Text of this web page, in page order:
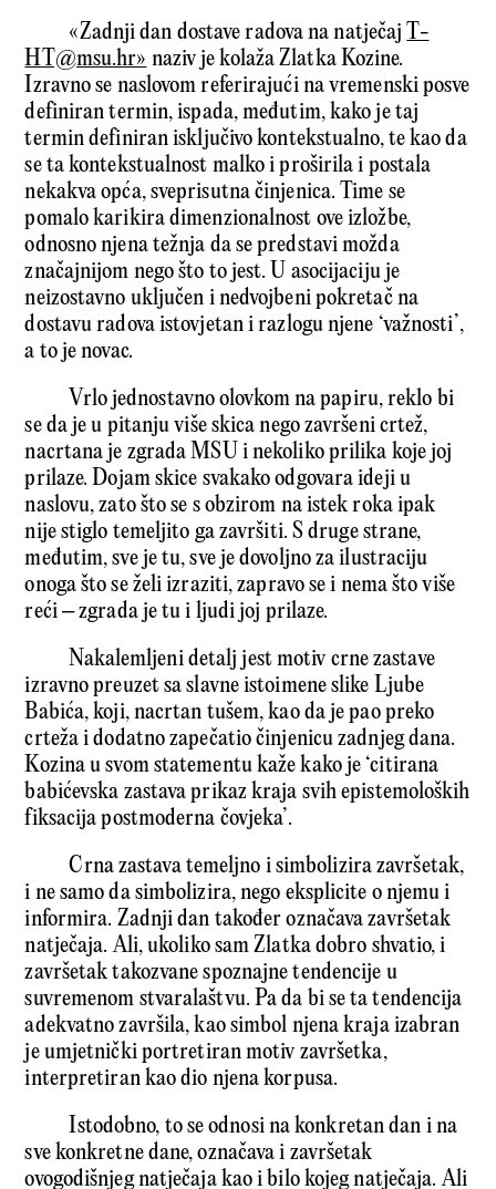
«Zadnji dan dostave radova na natječajT-
HT@msu.hr» naziv je kolaža Zlatka Kozine.
Izravno se naslovom referirajući na vremenski posve
definiran termin, ispada, međutim, kako je taj
termin definiran isključivo kontekstualno, te kao da
se ta kontekstualnost malko i proširila i postala
nekakva opća, sveprisutna činjenica. Time se
pomalo karikira dimenzionalnost ove izložbe,
odnosno njena težnja da se predstavi možda
značajnijom nego što to jest. U asocijaciju je
neizostavno uključen i nedvojbeni pokretač na
dostavu radova istovjetan i razlogu njene ‘važnosti’,
a to je novac.
Vrlo jednostavno olovkom na papiru, reklo bi
se da je u pitanju više skica nego završeni crtež,
nacrtana je zgrada MSU i nekoliko prilika koje joj
prilaze. Dojam skice svakako odgovara ideji u
naslovu, zato što se s obzirom na istek roka ipak
nije stiglo temeljito ga završiti. S druge strane,
međutim, sve je tu, sve je dovoljno za ilustraciju
onoga što se želi izraziti, zapravo se i nema što više
reći – zgrada je tu i ljudi joj prilaze.
Nakalemljeni detalj jest motiv crne zastave
izravno preuzet sa slavne istoimene slike Ljube
Babića, koji, nacrtan tušem, kao da je pao preko
crteža i dodatno zapečatio činjenicu zadnjeg dana.
Kozina u svom statementu kaže kako je ‘citirana
babićevska zastava prikaz kraja svih epistemoloških
fiksacija postmoderna čovjeka’.
Crna zastava temeljno i simbolizira završetak,
i ne samo da simbolizira, nego eksplicite o njemu i
informira. Zadnji dan također označava završetak
natječaja. Ali, ukoliko sam Zlatka dobro shvatio, i
završetak takozvane spoznajne tendencije u
suvremenom stvaralaštvu. Pa da bi se ta tendencija
adekvatno završila, kao simbol njena kraja izabran
je umjetnički portretiran motiv završetka,
interpretiran kao dio njena korpusa.
Istodobno, to se odnosi na konkretan dan i na
sve konkretne dane, označava i završetak
ovogodišnjeg natječaja kao i bilo kojeg natječaja. Ali